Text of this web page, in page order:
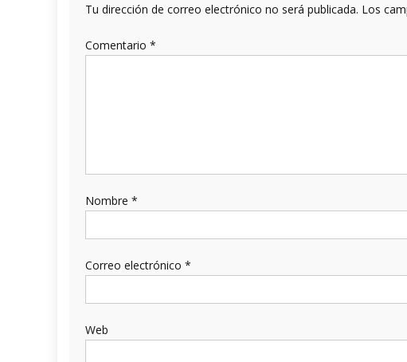
Tu dirección de correo electrónico no será publicada. Los
Comentario *
Nombre *
Correo electrónico *
Web